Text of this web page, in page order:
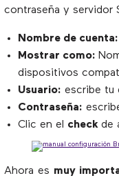
contraseña y servidor
Nombre de cuenta:
Mostrar como:
dispositivos
Usuario: escribe tu
Contraseña:
Clic en el check de
Ahora es muy